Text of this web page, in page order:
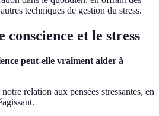
techniques de gestion du stress.
et le stress
peut-elle vraiment aider à
relation aux pensées stressantes, en